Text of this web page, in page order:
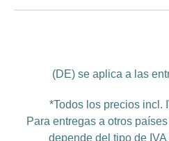
(DE) se aplica a las
*Todos los precios incl.
Para entregas a otros
depende del tipo de